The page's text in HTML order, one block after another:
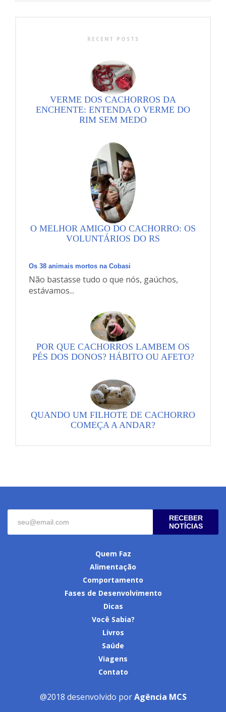
RECENT POSTS
VERME DOS CACHORROS DA
ENCHENTE: ENTENDA O VERME DO
RIM SEM MEDO
O MELHOR AMIGO DO CACHORRO: OS
VOLUNTÁRIOS DO RS
Os 38 animais mortos na Cobasi
Não bastasse tudo o que nós, gaúchos,
estávamos...
POR QUE CACHORROS LAMBEM OS
PÉS DOS DONOS? HÁBITO OU AFETO?
QUANDO UM FILHOTE DE CACHORRO
COMEÇA A ANDAR?
RECEBER
NOTÍCIAS
Quem Faz
Alimentação
Comportamento
Fases de Desenvolvimento
Dicas
Você Sabia?
Livros
Saúde
Viagens
Contato
@2018 desenvolvido porAgência MCS